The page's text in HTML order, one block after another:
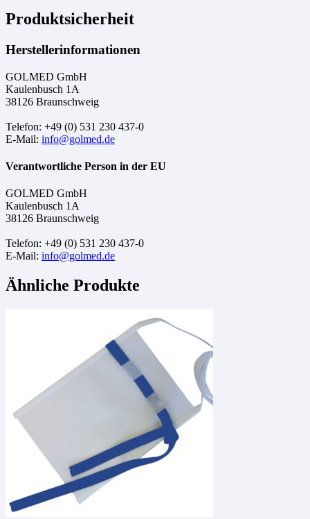
Produktsicherheit
Herstellerinformationen
GOLMED GmbH
Kaulenbusch 1A
38126 Braunschweig
Telefon: +49 (0) 531 230 437-0
E-Mail: info@golmed.de
Verantwortliche Person in der EU
GOLMED GmbH
Kaulenbusch 1A
38126 Braunschweig
Telefon: +49 (0) 531 230 437-0
E-Mail: info@golmed.de
Ähnliche Produkte